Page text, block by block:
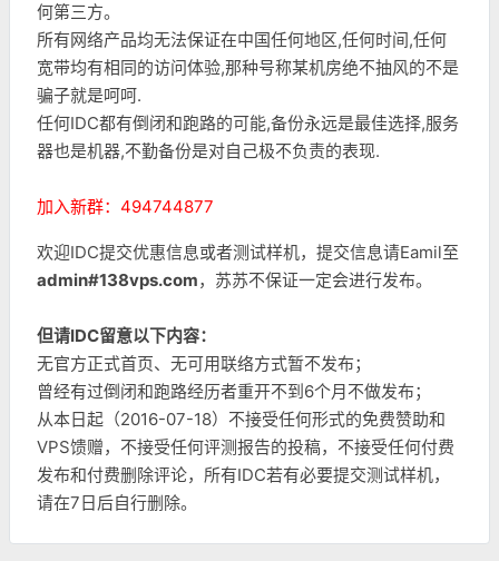
何第三方。
所有网络产品均无法保证在中国任何地区,任何时间,任何
宽带均有相同的访问体验,那种号称某机房绝不抽风的不是
骗子就是呵呵.
任何IDC都有倒闭和跑路的可能,备份永远是最佳选择,服务
器也是机器,不勤备份是对自己极不负责的表现.
加入新群：494744877
欢迎IDC提交优惠信息或者测试样机，提交信息请Eamil至
admin#138vps.com，苏苏不保证一定会进行发布。
但请IDC留意以下内容：
无官方正式首页、无可用联络方式暂不发布；
曾经有过倒闭和跑路经历者重开不到6个月不做发布；
从本日起（2016-07-18）不接受任何形式的免费赞助和
VPS馈赠，不接受任何评测报告的投稿，不接受任何付费
发布和付费删除评论，所有IDC若有必要提交测试样机，
请在7日后自行删除。